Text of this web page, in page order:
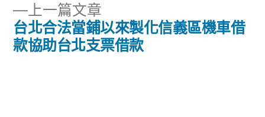
導
覽
上一篇文章
一
篇
台北合法當鋪以來製化信義區機車借
款協助台北支票借款